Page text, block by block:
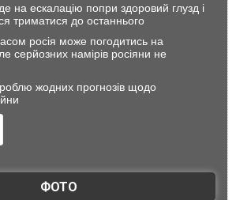
на ескалацію попри здоровий глузд і
триматися до останнього
росія може погодитись на
серйозних намірів росіяни не
жодних прогнозів щодо
ФОТО